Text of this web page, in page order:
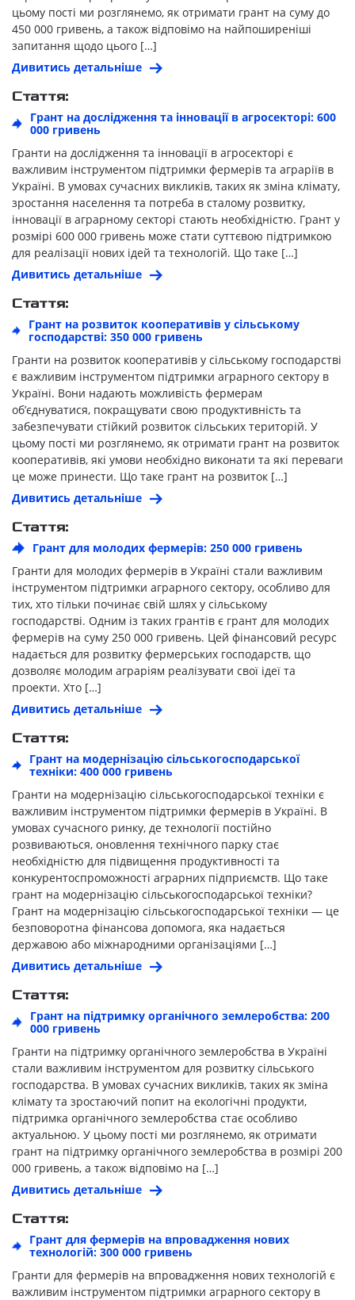
цьому пості ми розглянемо, як отримати грант на суму до
450 000 гривень, а також відповімо на найпоширеніші
запитання щодо цього […]
Дивитись детальніше
Стаття:
Грант на дослідження та інновації в агросекторі: 600
000 гривень
Гранти на дослідження та інновації в агросекторі є
важливим інструментом підтримки фермерів та аграріїв в
Україні. В умовах сучасних викликів, таких як зміна клімату,
зростання населення та потреба в сталому розвитку,
інновації в аграрному секторі стають необхідністю. Грант у
розмірі 600 000 гривень може стати суттєвою підтримкою
для реалізації нових ідей та технологій. Що таке […]
Дивитись детальніше
Стаття:
Грант на розвиток кооперативів у сільському
господарстві: 350 000 гривень
Гранти на розвиток кооперативів у сільському господарстві
є важливим інструментом підтримки аграрного сектору в
Україні. Вони надають можливість фермерам
об’єднуватися, покращувати свою продуктивність та
забезпечувати стійкий розвиток сільських територій. У
цьому пості ми розглянемо, як отримати грант на розвиток
кооперативів, які умови необхідно виконати та які переваги
це може принести. Що таке грант на розвиток […]
Дивитись детальніше
Стаття:
Грант для молодих фермерів: 250 000 гривень
Гранти для молодих фермерів в Україні стали важливим
інструментом підтримки аграрного сектору, особливо для
тих, хто тільки починає свій шлях у сільському
господарстві. Одним із таких грантів є грант для молодих
фермерів на суму 250 000 гривень. Цей фінансовий ресурс
надається для розвитку фермерських господарств, що
дозволяє молодим аграріям реалізувати свої ідеї та
проекти. Хто […]
Дивитись детальніше
Стаття:
Грант на модернізацію сільськогосподарської
техніки: 400 000 гривень
Гранти на модернізацію сільськогосподарської техніки є
важливим інструментом підтримки фермерів в Україні. В
умовах сучасного ринку, де технології постійно
розвиваються, оновлення технічного парку стає
необхідністю для підвищення продуктивності та
конкурентоспроможності аграрних підприємств. Що таке
грант на модернізацію сільськогосподарської техніки?
Грант на модернізацію сільськогосподарської техніки — це
безповоротна фінансова допомога, яка надається
державою або міжнародними організаціями […]
Дивитись детальніше
Стаття:
Грант на підтримку органічного землеробства: 200
000 гривень
Гранти на підтримку органічного землеробства в Україні
стали важливим інструментом для розвитку сільського
господарства. В умовах сучасних викликів, таких як зміна
клімату та зростаючий попит на екологічні продукти,
підтримка органічного землеробства стає особливо
актуальною. У цьому пості ми розглянемо, як отримати
грант на підтримку органічного землеробства в розмірі 200
000 гривень, а також відповімо на […]
Дивитись детальніше
Стаття:
Грант для фермерів на впровадження нових
технологій: 300 000 гривень
Гранти для фермерів на впровадження нових технологій є
важливим інструментом підтримки аграрного сектору в